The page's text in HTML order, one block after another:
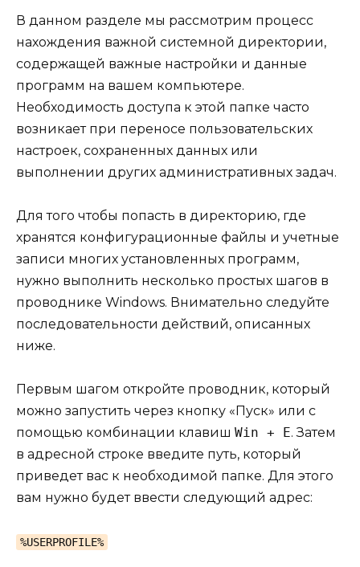
В данном разделе мы рассмотрим процесс
нахождения важной системной директории,
содержащей важные настройки и данные
программ на вашем компьютере.
Необходимость доступа к этой папке часто
возникает при переносе пользовательских
настроек, сохраненных данных или
выполнении других административных задач.
Для того чтобы попасть в директорию, где
хранятся конфигурационные файлы и учетные
записи многих установленных программ,
нужно выполнить несколько простых шагов в
проводнике Windows. Внимательно следуйте
последовательности действий, описанных
ниже.
Первым шагом откройте проводник, который
можно запустить через кнопку «Пуск» или с
помощью комбинации клавиш Win + E. Затем
в адресной строке введите путь, который
приведет вас к необходимой папке. Для этого
вам нужно будет ввести следующий адрес:
%USERPROFILE%